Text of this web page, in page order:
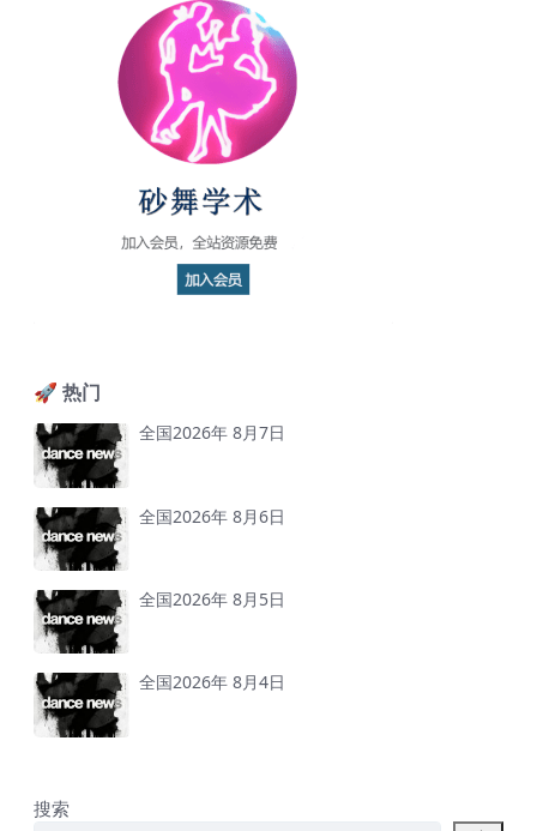
🚀 热门
全国2026年 8月7日
全国2026年 8月6日
全国2026年 8月5日
全国2026年 8月4日
搜索